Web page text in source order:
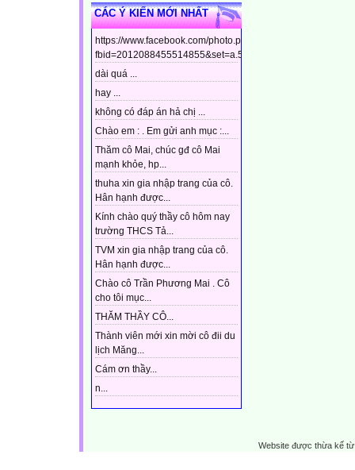
CÁC Ý KIẾN MỚI NHẤT
https://www.facebook.com/photo.php?
dài quá ...
hay ...
không có đáp án hả chị ...
Chào em : . Em gửi anh mục :...
Thăm cô Mai, chúc gđ cô Mai
mạnh khỏe, hp...
thuha xin gia nhập trang của cô.
Hân hạnh được...
Kính chào quý thầy cô hôm nay
trường THCS Tả...
TVM xin gia nhập trang của cô.
Hân hạnh được...
Chào cô Trần Phương Mai . Cô
cho tôi mục...
THĂM THẦY CÔ...
Thành viên mới xin mời cô đii du
lịch Măng...
Cám ơn thầy...
n...
Website được thừa kế